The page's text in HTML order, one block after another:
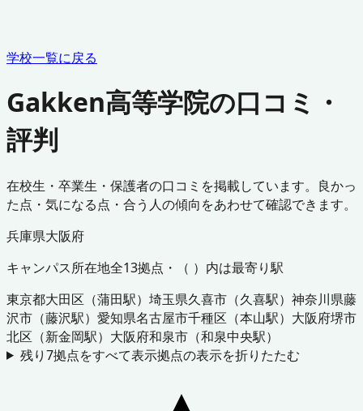
学校一覧に戻る
Gakken高等学院の口コミ・
評判
在校生・卒業生・保護者の口コミを掲載しています。良かっ
た点・気になる点・合う人の傾向をあわせて確認できます。
兵庫県大阪府
キャンパス所在地全13拠点・（ ）内は最寄り駅
東京都大田区 （蒲田駅） 埼玉県久喜市 （久喜駅） 神奈川県藤
沢市 （藤沢駅） 愛知県名古屋市千種区 （本山駅） 大阪府堺市
北区 （新金岡駅） 大阪府和泉市 （和泉中央駅）
残り7拠点をすべて表示拠点の表示を折りたたむ